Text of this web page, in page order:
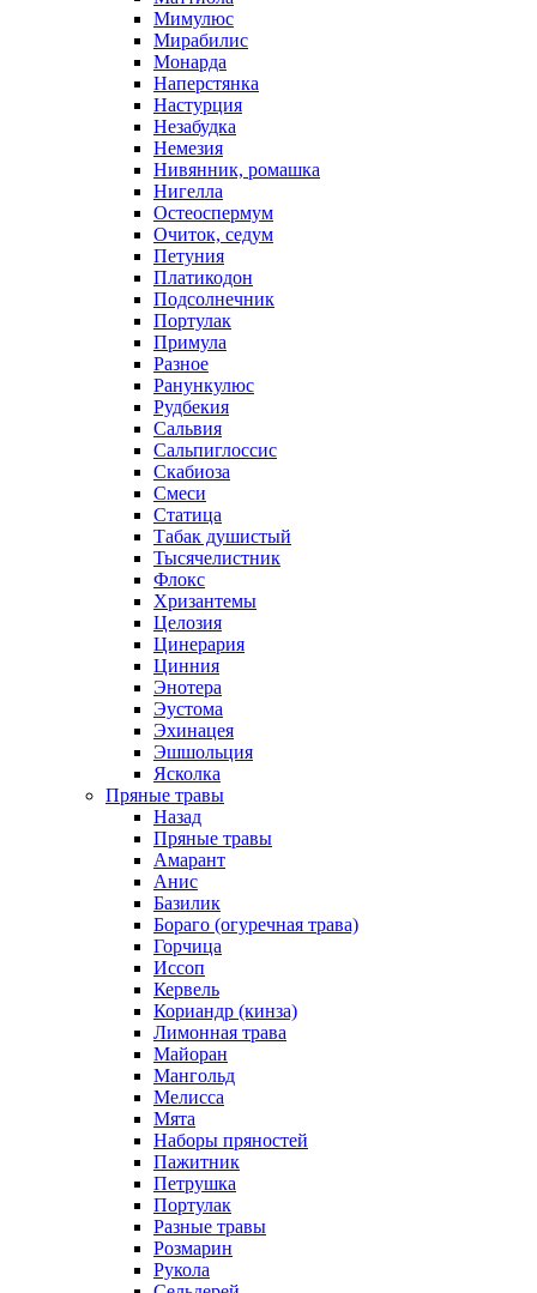
Мимулюс
Мирабилис
Монарда
Наперстянка
Настурция
Незабудка
Немезия
Нивянник, ромашка
Нигелла
Остеоспермум
Очиток, седум
Петуния
Платикодон
Подсолнечник
Портулак
Примула
Разное
Ранункулюс
Рудбекия
Сальвия
Сальпиглоссис
Скабиоза
Смеси
Статица
Табак душистый
Тысячелистник
Флокс
Хризантемы
Целозия
Цинерария
Цинния
Энотера
Эустома
Эхинацея
Эшшольция
Ясколка
Пряные травы
Назад
Пряные травы
Амарант
Анис
Базилик
Бораго (огуречная трава)
Горчица
Иссоп
Кервель
Кориандр (кинза)
Лимонная трава
Майоран
Мангольд
Мелисса
Мята
Наборы пряностей
Пажитник
Петрушка
Портулак
Разные травы
Розмарин
Рукола